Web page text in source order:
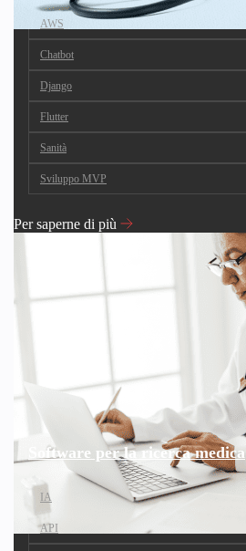
AWS
Chatbot
Django
Flutter
Sanità
Sviluppo MVP
Per saperne di più
Software per la ricerca medica
IA
API